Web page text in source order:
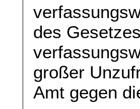
des
großer
Amt gegen